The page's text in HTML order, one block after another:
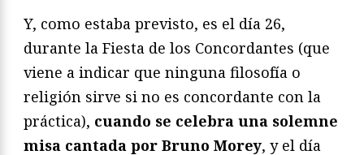
Y, como estaba previsto, es el día 26,
durante la Fiesta de los Concordantes (que
viene a indicar que ninguna filosofía o
religión sirve si no es concordante con la
práctica), cuando se celebra una solemne
misa cantada por Bruno Morey, y el día